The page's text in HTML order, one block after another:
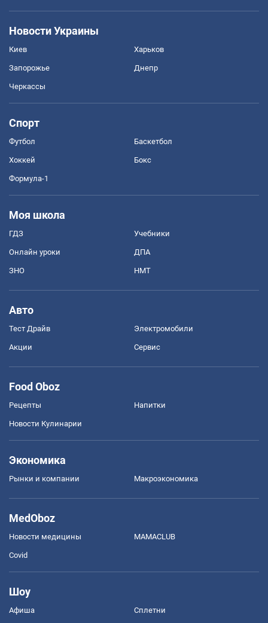
Новости Украины
Киев Харьков
Запорожье Днепр
Черкассы
Спорт
Футбол Баскетбол
Хоккей Бокс
Формула-1
Моя школа
ГДЗ Учебники
Онлайн уроки ДПА
ЗНО НМТ
Авто
Тест Драйв Электромобили
Акции Сервис
Food Oboz
Рецепты Напитки
Новости Кулинарии
Экономика
Рынки и компании Mакроэкономика
MedOboz
Новости медицины MAMACLUB
Covid
Шоу
Афиша Сплетни